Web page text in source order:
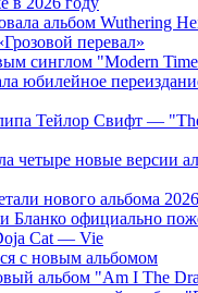
альбом Wuthering
перевал»
синглом "Modern
юбилейное
Тейлор Свифт —
четыре новые версии
нового альбома
Бланко официально
Cat — Vie
с новым альбомом
альбом "Am I The